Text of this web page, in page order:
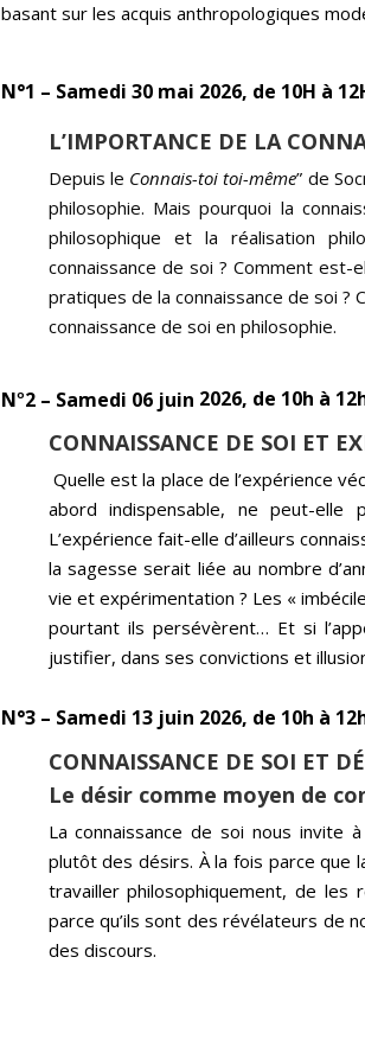
basant sur les acquis anthropologiques
N°1 – Samedi 30 mai 2026, de 10H à
L’IMPORTANCE DE LA
Depuis le Connais-toi toi-même” de
philosophie. Mais pourquoi la
philosophique et la réalisation
connaissance de soi ? Comment
pratiques de la connaissance de soi ?
connaissance de soi en philosophie.
No2 – Samedi 06 juin 2026, de 10h à
CONNAISSANCE DE SOI ET
Quelle est la place de l’expérience
abord indispensable, ne peut-elle
L’expérience fait-elle d’ailleurs
la sagesse serait liée au nombre
vie et expérimentation ? Les «
pourtant ils persévèrent… Et si
justifier, dans ses convictions et
N°3 – Samedi 13 juin 2026, de 10h à
CONNAISSANCE DE SOI ET
Le désir comme moyen de
La connaissance de soi nous invite
plutôt des désirs. À la fois parce que
travailler philosophiquement, de
parce qu’ils sont des révélateurs de
des discours.